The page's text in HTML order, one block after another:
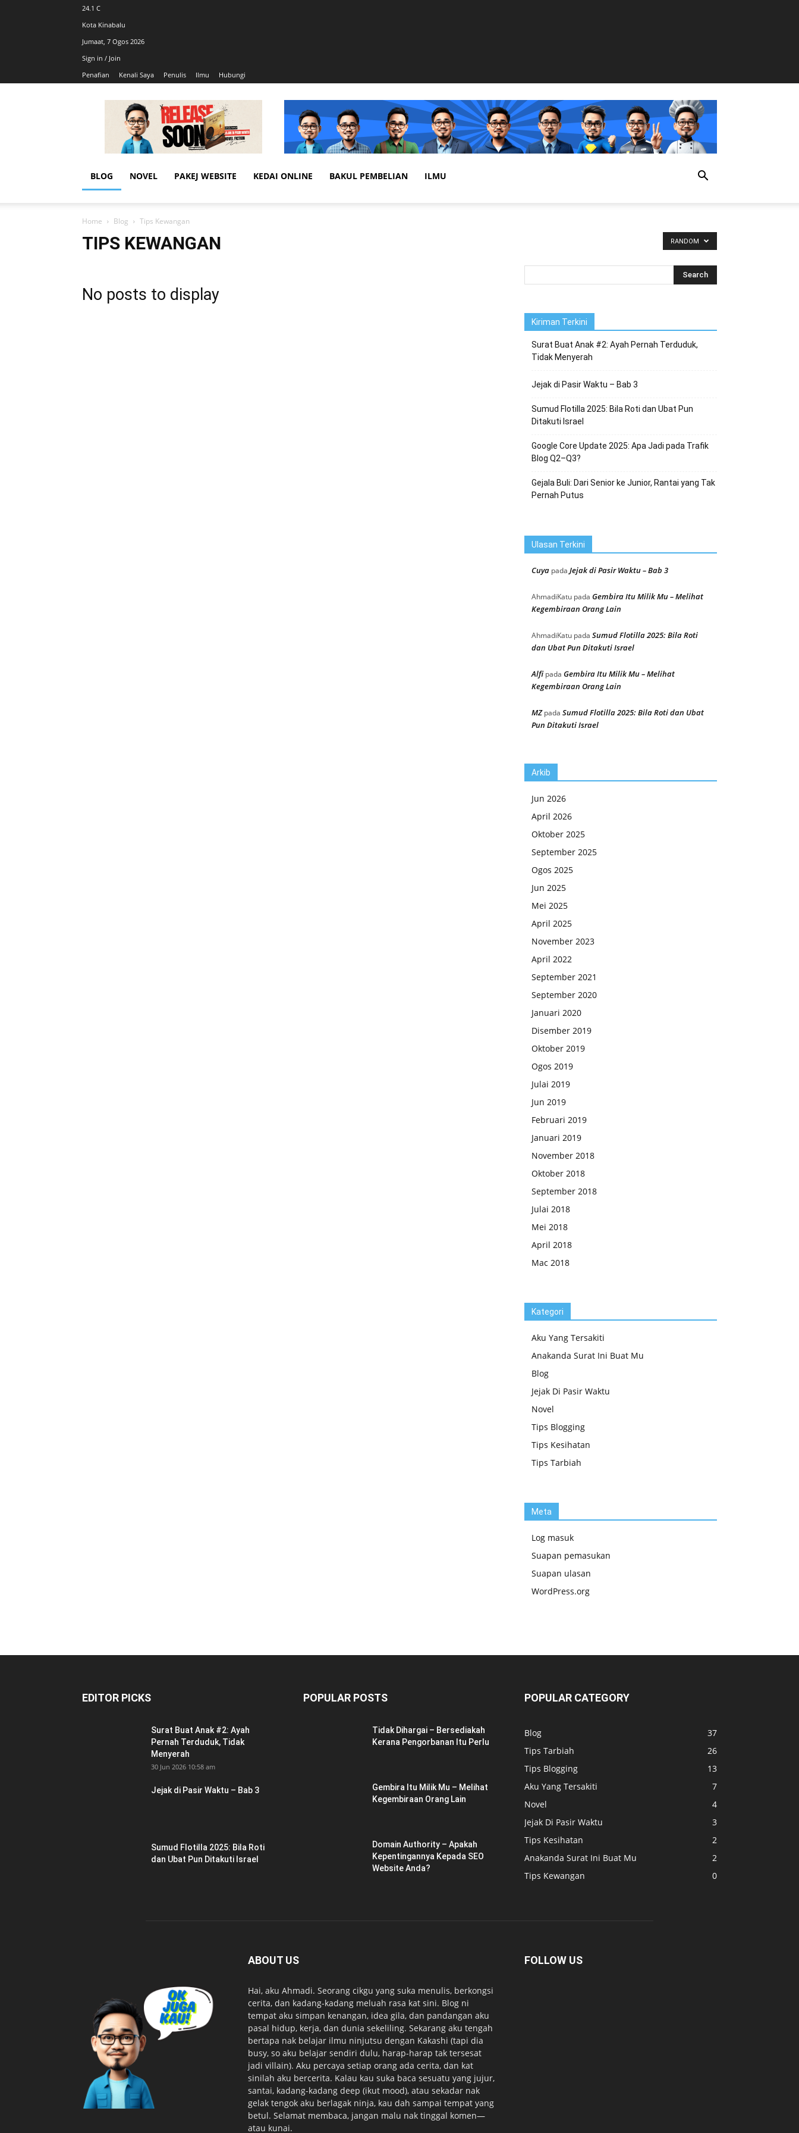
24.1 C
Kota Kinabalu
Jumaat, 7 Ogos 2026
Sign in / Join
Penafian
Kenali Saya Penulis Ilmu Hubungi
AhmadiKatu
BLOG NOVEL PAKEJ WEBSITE KEDAI ONLINE BAKUL PEMBELIAN ILMU
Home Blog Tips Kewangan
TIPS KEWANGAN RANDOM
No posts to display
Kiriman Terkini
Surat Buat Anak #2: Ayah Pernah Terduduk,
Tidak Menyerah
Jejak di Pasir Waktu – Bab 3
Sumud Flotilla 2025: Bila Roti dan Ubat Pun
Ditakuti Israel
Google Core Update 2025: Apa Jadi pada Trafik
Blog Q2–Q3?
Gejala Buli: Dari Senior ke Junior, Rantai yang Tak
Pernah Putus
Ulasan Terkini
Cuya pada Jejak di Pasir Waktu – Bab 3
AhmadiKatu pada Gembira Itu Milik Mu – Melihat
Kegembiraan Orang Lain
AhmadiKatu pada Sumud Flotilla 2025: Bila Roti
dan Ubat Pun Ditakuti Israel
Alfi pada Gembira Itu Milik Mu – Melihat
Kegembiraan Orang Lain
MZpada Sumud Flotilla 2025: Bila Roti dan Ubat
Pun Ditakuti Israel
Arkib
Jun 2026
April 2026
Oktober 2025
September 2025
Ogos 2025
Jun 2025
Mei 2025
April 2025
November 2023
April 2022
September 2021
September 2020
Januari 2020
Disember 2019
Oktober 2019
Ogos 2019
Julai 2019
Jun 2019
Februari 2019
Januari 2019
November 2018
Oktober 2018
September 2018
Julai 2018
Mei 2018
April 2018
Mac 2018
Kategori
Aku Yang Tersakiti
Anakanda Surat Ini Buat Mu
Blog
Jejak Di Pasir Waktu
Novel
Tips Blogging
Tips Kesihatan
Tips Tarbiah
Meta
Log masuk
Suapan pemasukan
Suapan ulasan
WordPress.org
EDITOR PICKS
Surat Buat Anak #2: Ayah
Pernah Terduduk, Tidak
Menyerah
30 Jun 2026 10:58 am
Jejak di Pasir Waktu – Bab 3
Sumud Flotilla 2025: Bila Roti
dan Ubat Pun Ditakuti Israel
POPULAR POSTS
Tidak Dihargai – Bersediakah
Kerana Pengorbanan Itu Perlu
Gembira Itu Milik Mu – Melihat
Kegembiraan Orang Lain
Domain Authority – Apakah
Kepentingannya Kepada SEO
Website Anda?
POPULAR CATEGORY
Blog
37
Tips Tarbiah
26
Tips Blogging
13
Aku Yang Tersakiti
7
Novel
4
Jejak Di Pasir Waktu
3
Tips Kesihatan
2
Anakanda Surat Ini Buat Mu
2
Tips Kewangan
0
ABOUT US
Hai, aku Ahmadi. Seorang cikgu yang suka menulis, berkongsi
cerita, dan kadang-kadang meluah rasa kat sini. Blog ni
tempat aku simpan kenangan, idea gila, dan pandangan aku
pasal hidup, kerja, dan dunia sekeliling. Sekarang aku tengah
bertapa nak belajar ilmu ninjutsu dengan Kakashi (tapi dia
busy, so aku belajar sendiri dulu, harap-harap tak tersesat
jadi villain). Aku percaya setiap orang ada cerita, dan kat
sinilah aku bercerita. Kalau kau suka baca sesuatu yang jujur,
santai, kadang-kadang deep (ikut mood), atau sekadar nak
gelak tengok aku berlagak ninja, kau dah sampai tempat yang
betul. Selamat membaca, jangan malu nak tinggal komen—
atau kunai.
FOLLOW US